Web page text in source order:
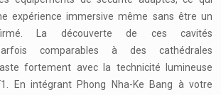
expérience immersive même sans être un
La découverte de ces cavités
comparables à des cathédrales
fortement avec la technicité lumineuse
En intégrant Phong Nha-Ke Bang à votre